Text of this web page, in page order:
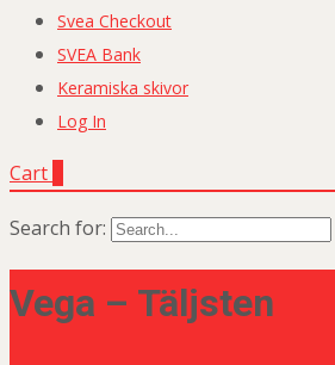
Svea Checkout
SVEA Bank
Keramiska skivor
Log In
Cart
Search for:
Vega – Täljsten